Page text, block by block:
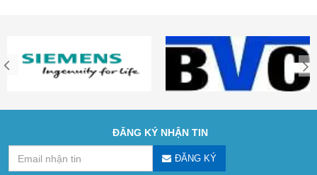
ĐĂNG KÝ NHẬN TIN
ĐĂNG KÝ